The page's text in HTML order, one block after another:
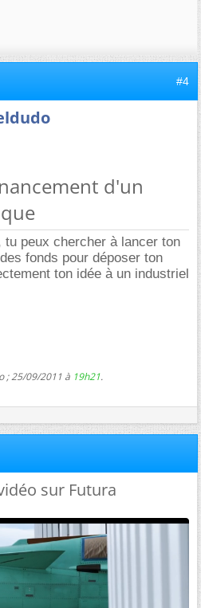
#4
d'un
peux chercher à lancer ton
fonds pour déposer ton
ton idée à un industriel
; 25/09/2011 à 19h21.
sur Futura